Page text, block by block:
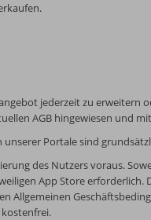
jederzeit zu erweitern
AGB hingewiesen und
Portale sind
des Nutzers voraus.
App Store
Allgemeinen